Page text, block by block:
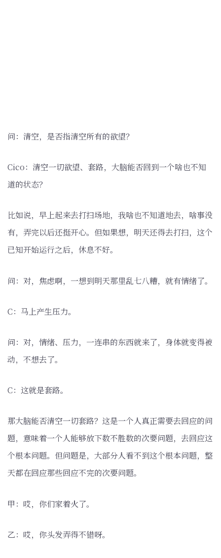
问：清空，是否指清空所有的欲望？
Cico：清空一切欲望、套路，大脑能否回到一个啥也不知
道的状态？
比如说，早上起来去打扫场地，我啥也不知道地去，啥事没
有，弄完以后还挺开心。但如果想，明天还得去打扫，这个
已知开始运行之后，休息不好。
问：对，焦虑啊，一想到明天那里乱七八糟，就有情绪了。
C：马上产生压力。
问：对，情绪、压力，一连串的东西就来了，身体就变得被
动，不想去了。
C：这就是套路。
那大脑能否清空一切套路？这是一个人真正需要去回应的问
题，意味着一个人能够放下数不胜数的次要问题，去回应这
个根本问题。但问题是，大部分人看不到这个根本问题，整
天都在回应那些回应不完的次要问题。
甲：哎，你们家着火了。
乙：哎，你头发弄得不错呀。